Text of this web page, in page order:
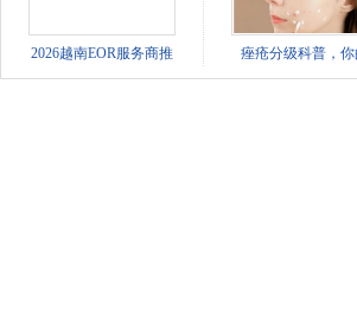
2026越南EOR服务商推 痤疮分级科普，你